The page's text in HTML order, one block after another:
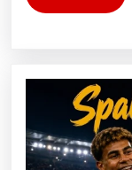
More